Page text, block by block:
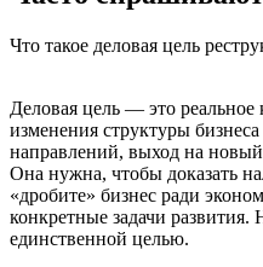
Что такое деловая цель
Деловая цель — это реальное
изменения структуры
направлений, выход на
Она нужна, чтобы доказать
«дробите» бизнес ради
конкретные задачи
единственной целью.